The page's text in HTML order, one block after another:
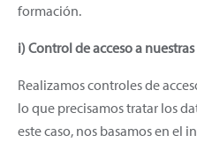
formación.
i) Control de acceso a
Realizamos controles de
lo que precisamos tratar los
este caso, nos basamos en el